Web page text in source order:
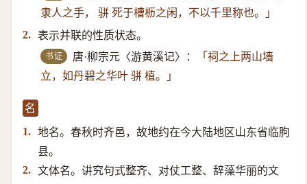
隶人之手， 骈 死于槽枥之闲，不以千里称也。」
2. 表示并联的性质状态。
书证 唐·柳宗元〈游黄溪记〉：
「祠之上两山墙
立，如丹碧之华叶 骈 植。」
名
1. 地名。春秋时齐邑，故地约在今大陆地区山东省临朐
县。
2. 文体名。讲究句式整齐、对仗工整、辞藻华丽的文